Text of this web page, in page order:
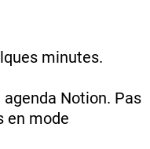
minutes.
Notion. Pas
en mode